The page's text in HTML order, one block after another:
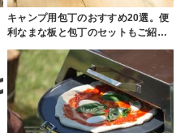
キャンプ用包丁のおすすめ20選。便
利なまな板と包丁のセットもご紹…